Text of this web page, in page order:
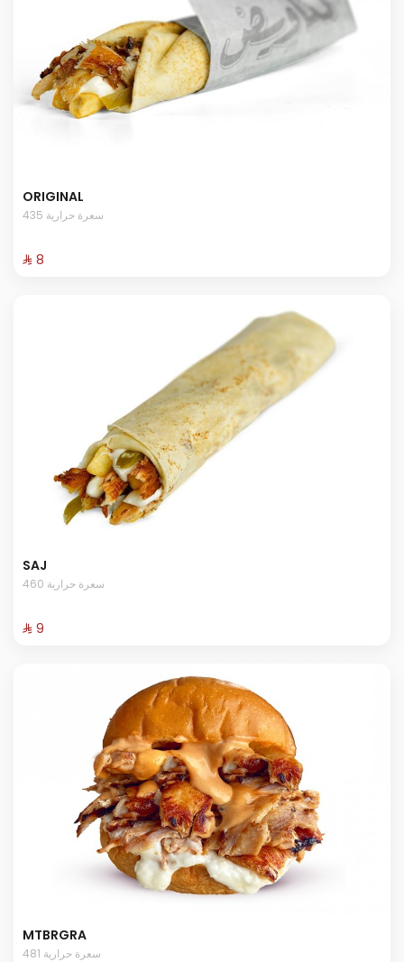
ORIGINAL
435 سعرة حرارية
⁨⁦‪‬ 8⁩
SAJ
460 سعرة حرارية
⁨⁦‪‬ 9⁩
MTBRGRA
481 سعرة حرارية